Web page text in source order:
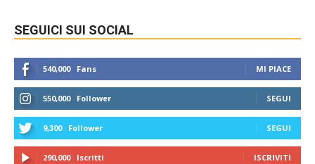
SEGUICI SUI SOCIAL
540,000 Fans MI PIACE
550,000 Follower SEGUI
9,300 Follower SEGUI
290,000 Iscritti ISCRIVITI